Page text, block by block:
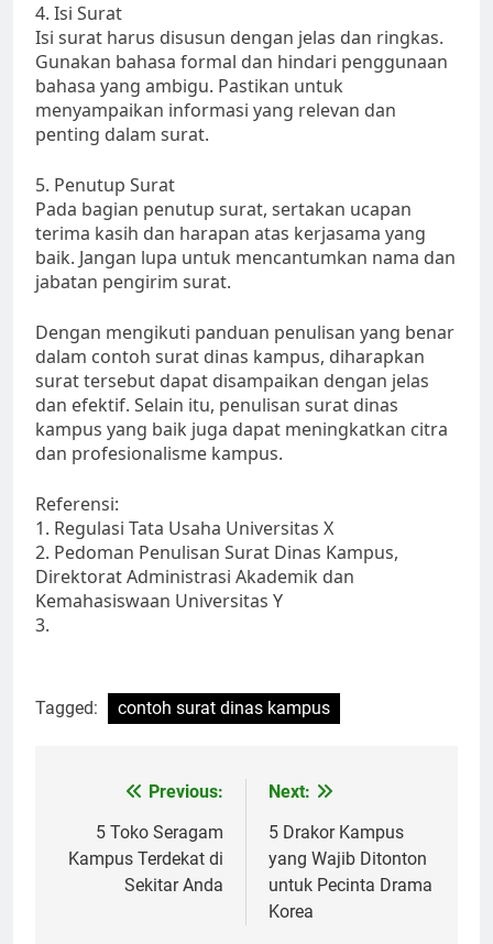
4. Isi Surat
Isi surat harus disusun dengan jelas dan ringkas.
Gunakan bahasa formal dan hindari penggunaan
bahasa yang ambigu. Pastikan untuk
menyampaikan informasi yang relevan dan
penting dalam surat.
5. Penutup Surat
Pada bagian penutup surat, sertakan ucapan
terima kasih dan harapan atas kerjasama yang
baik. Jangan lupa untuk mencantumkan nama dan
jabatan pengirim surat.
Dengan mengikuti panduan penulisan yang benar
dalam contoh surat dinas kampus, diharapkan
surat tersebut dapat disampaikan dengan jelas
dan efektif. Selain itu, penulisan surat dinas
kampus yang baik juga dapat meningkatkan citra
dan profesionalisme kampus.
Referensi:
1. Regulasi Tata Usaha Universitas X
2. Pedoman Penulisan Surat Dinas Kampus,
Direktorat Administrasi Akademik dan
Kemahasiswaan Universitas Y
3.
Tagged: contoh surat dinas kampus
navigation
Previous:
5 Toko Seragam
Kampus Terdekat di
Sekitar Anda
Next:
5 Drakor Kampus
yang Wajib Ditonton
untuk Pecinta Drama
Korea